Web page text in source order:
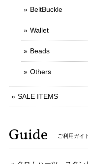
BeltBuckle
Wallet
Beads
Others
SALE ITEMS
Guide ご利用ガイ